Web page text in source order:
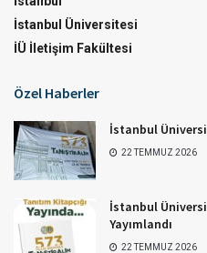
İstanbul Üniversitesi
İÜ İletişim Fakültesi
Özel Haberler
İstanbul
22 TEMMUZ 2026
İstanbul
Yayımlandı
22 TEMMUZ 2026